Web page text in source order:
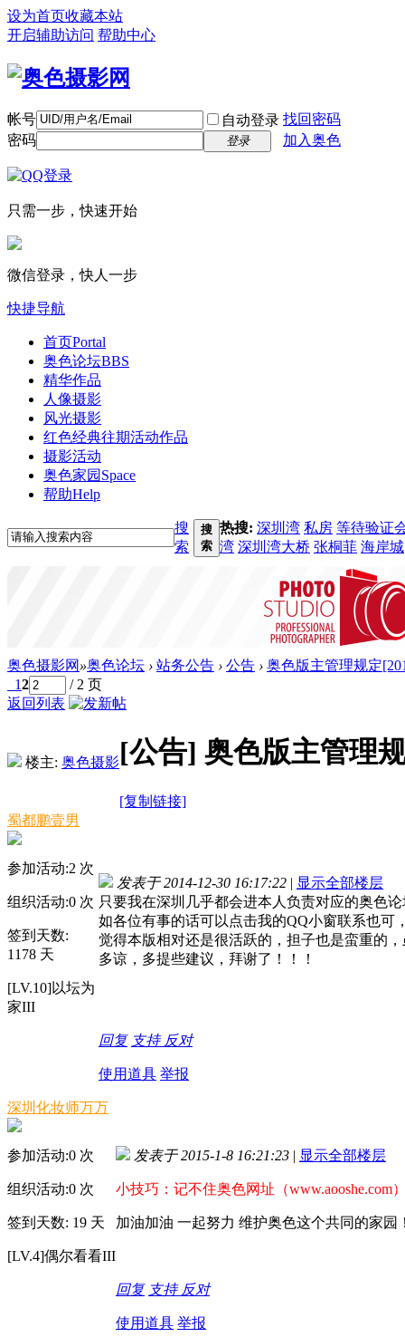
设为首页收藏本站
开启辅助访问 帮助中心
帐号 自动登录 找回密码
密码
登录 加入奥色
只需一步，快速开始
微信登录，快人一步
快捷导航
首页Portal
奥色论坛BBS
精华作品
人像摄影
风光摄影
红色经典往期活动作品
摄影活动
奥色家园 Space
帮助Help
搜
索
搜
索
热搜: 深圳湾 私房 等待验证
湾 深圳湾大桥 张桐菲 海岸城
奥色摄影网 »奥色论坛 › 站务公告 › 公告 › 奥色版主管理规定
12
/ 2 页
返回列表
楼主: 奥色摄影[公告] 奥色版主管理
[复制链接]
蜀都鹏壹男
参加活动:2 次
组织活动:0 次
签到天数:
1178 天
[LV.10]以坛为
家III
发表于 2014-12-30 16:17:22 | 显示全部楼层
只要我在深圳几乎都会进本人负责对应的奥色
如各位有事的话可以点击我的QQ小窗联系也可
觉得本版相对还是很活跃的，担子也是蛮重的
多谅，多提些建议，拜谢了！！！
回复 支持 反对
使用道具 举报
深圳化妆师万万
参加活动:0 次
组织活动:0 次
签到天数: 19 天
[LV.4]偶尔看看III
发表于 2015-1-8 16:21:23 | 显示全部楼层
小技巧：记不住奥色网址（www.aooshe.com
加油加油 一起努力 维护奥色这个共同的家园
回复 支持 反对
使用道具 举报